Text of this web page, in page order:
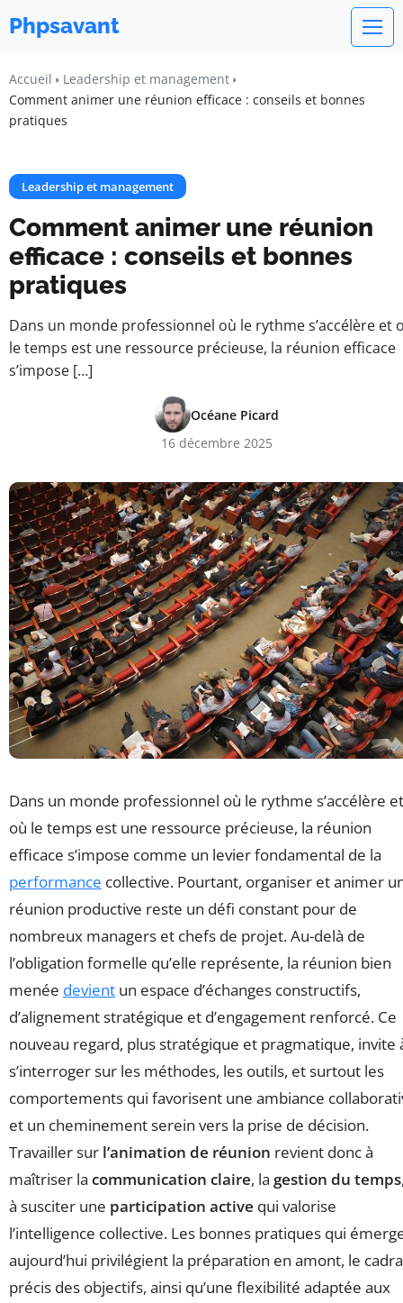
Phpsavant
Accueil
Leadership et management
Comment animer une réunion efficace : conseils et bonnes
pratiques
Leadership et management
Comment animer une réunion
efficace : conseils et bonnes
pratiques
Dans un monde professionnel où le rythme s’accélère et
le temps est une ressource précieuse, la réunion efficace
s’impose […]
Océane Picard
16 décembre 2025
Dans un monde professionnel où le rythme s’accélère et
où le temps est une ressource précieuse, la réunion
efficace s’impose comme un levier fondamental de la
performance collective. Pourtant, organiser et animer
réunion productive reste un défi constant pour de
nombreux managers et chefs de projet. Au-delà de
l’obligation formelle qu’elle représente, la réunion bien
menée devient un espace d’échanges constructifs,
d’alignement stratégique et d’engagement renforcé. Ce
nouveau regard, plus stratégique et pragmatique, invite
s’interroger sur les méthodes, les outils, et surtout les
comportements qui favorisent une ambiance
et un cheminement serein vers la prise de décision.
Travailler sur l’animation de réunion revient donc à
maîtriser la communication claire, la gestion du temps
à susciter une participation active qui valorise
l’intelligence collective. Les bonnes pratiques qui
aujourd’hui privilégient la préparation en amont, le
précis des objectifs, ainsi qu’une flexibilité adaptée aux